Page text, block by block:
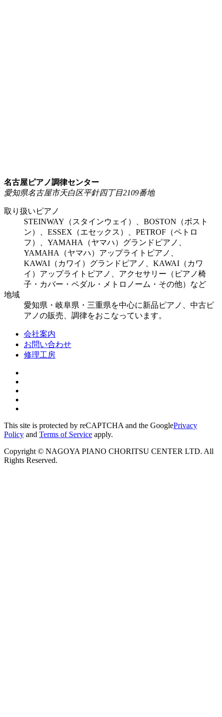
名古屋ピアノ調律センター
愛知県名古屋市天白区平針四丁目2109番地
取り扱いピアノ
STEINWAY（スタインウェイ）、BOSTON（ボスト
ン）、ESSEX（エセックス）、PETROF（ペトロ
フ）、YAMAHA（ヤマハ）グランドピアノ、
YAMAHA（ヤマハ）アップライトピアノ、
KAWAI（カワイ）グランドピアノ、KAWAI（カワ
イ）アップライトピアノ、アクセサリー（ピアノ椅
子・カバー・ペダル・メトロノーム・その他）など
地域
愛知県・岐阜県・三重県を中心に新品ピアノ、中古ピ
アノの販売、調律をおこなっています。
会社案内
お問い合わせ
修理工房
This site is protected by reCAPTCHA and the GooglePrivacy
Policy and Terms of Service apply.
Copyright © NAGOYA PIANO CHORITSU CENTER LTD. All
Rights Reserved.